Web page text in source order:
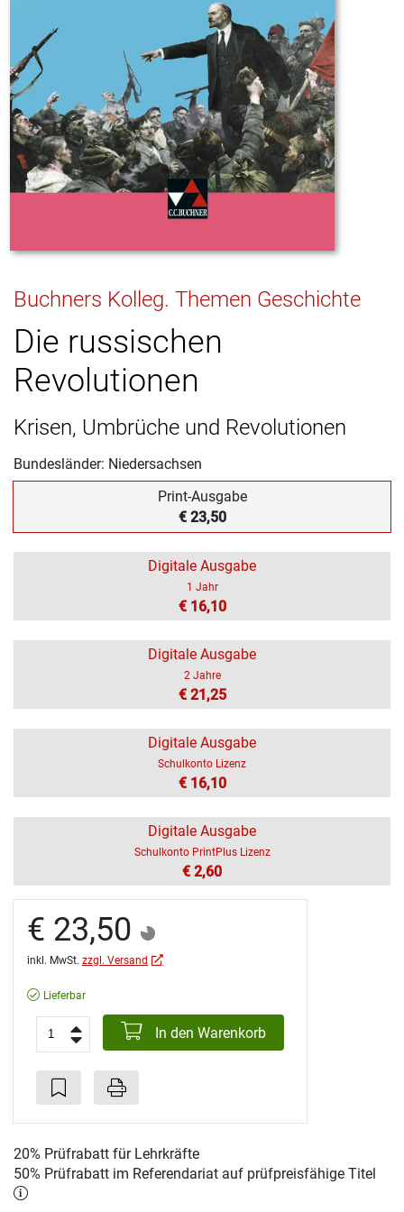
Buchners Kolleg. Themen Geschichte
Die russischen
Revolutionen
Krisen, Umbrüche und Revolutionen
Bundesländer: Niedersachsen
Print-Ausgabe
€ 23,50
Digitale Ausgabe
1 Jahr
€ 16,10
Digitale Ausgabe
2 Jahre
€ 21,25
Digitale Ausgabe
Schulkonto Lizenz
€ 16,10
Digitale Ausgabe
Schulkonto PrintPlus Lizenz
€ 2,60
€ 23,50
inkl. MwSt. zzgl. Versand
Lieferbar
In den Warenkorb
20% Prüfrabatt für Lehrkräfte
50% Prüfrabatt im Referendariat auf prüfpreisfähige Titel